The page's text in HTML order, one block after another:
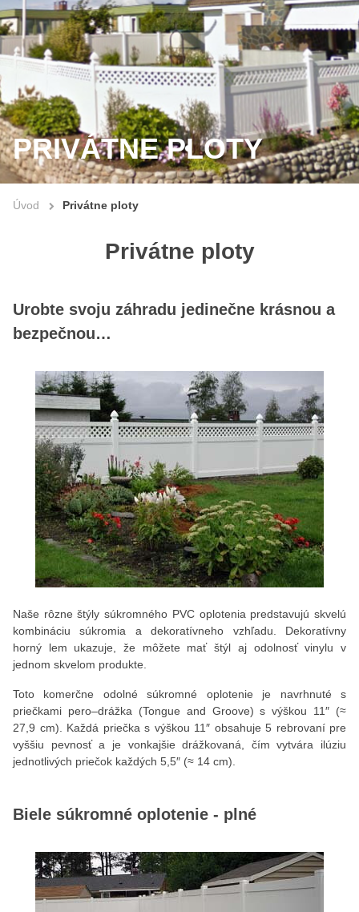
PRIVÁTNE PLOTY
Úvod Privátne ploty
Privátne ploty
Urobte svoju záhradu jedinečne krásnou a
bezpečnou…
Naše rôzne štýly súkromného PVC oplotenia predstavujú skvelú
kombináciu súkromia a dekoratívneho vzhľadu. Dekoratívny
horný lem ukazuje, že môžete mať štýl aj odolnosť vinylu v
jednom skvelom produkte.
Toto komerčne odolné súkromné oplotenie je navrhnuté s
priečkami pero–drážka (Tongue and Groove) s výškou 11″ (≈
27,9 cm). Každá priečka s výškou 11″ obsahuje 5 rebrovaní pre
vyššiu pevnosť a je vonkajšie drážkovaná, čím vytvára ilúziu
jednotlivých priečok každých 5,5″ (≈ 14 cm).
Biele súkromné oplotenie - plné